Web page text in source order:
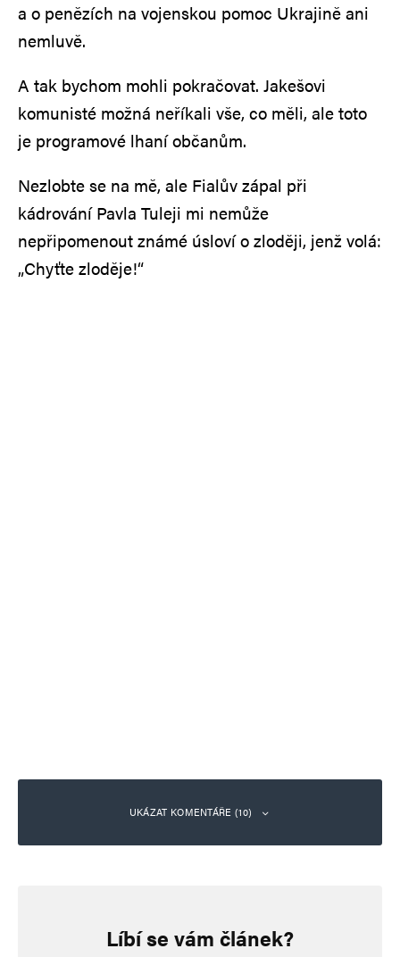
a o penězích na vojenskou pomoc Ukrajině ani
nemluvě.
A tak bychom mohli pokračovat. Jakešovi
komunisté možná neříkali vše, co měli, ale toto
je programové lhaní občanům.
Nezlobte se na mě, ale Fialův zápal při
kádrování Pavla Tuleji mi nemůže
nepřipomenout známé úsloví o zloději, jenž volá:
„Chyťte zloděje!“
UKÁZAT KOMENTÁŘE (10)
6. 5. 2024 (17:07)
Líbí se vám článek?